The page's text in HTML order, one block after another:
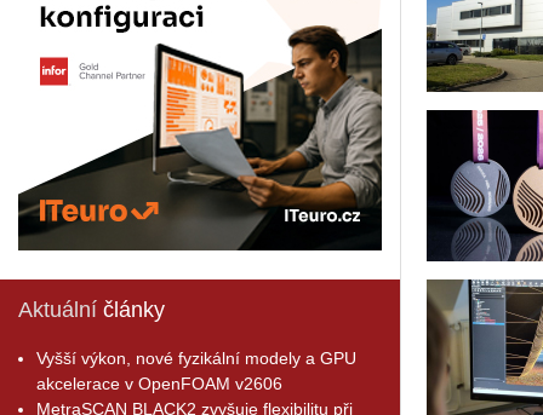
Aktuální články
Vyšší výkon, nové fyzikální modely a GPU
akcelerace v OpenFOAM v2606
MetraSCAN BLACK2 zvyšuje flexibilitu při